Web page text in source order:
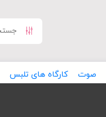
صوت کارگاه های تلبس